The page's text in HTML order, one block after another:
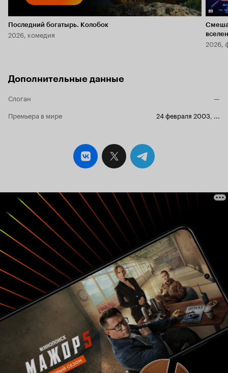
Последний богатырь. Колобок
2026, комедия
2026,
Дополнительные данные
Слоган
—
Премьера в мире
24 февраля 2003, ...